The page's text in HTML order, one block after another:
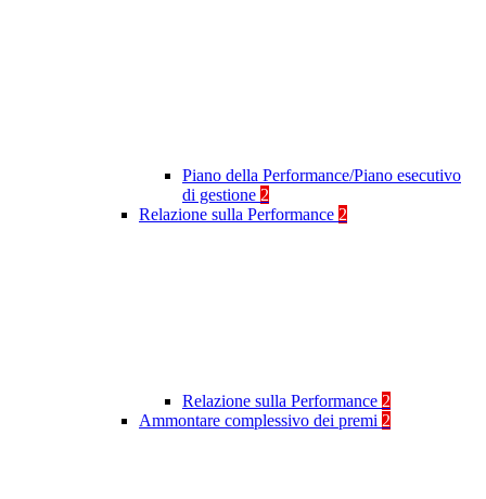
Piano della Performance/Piano esecutivo
di gestione 2
Relazione sulla Performance 2
Relazione sulla Performance 2
Ammontare complessivo dei premi 2